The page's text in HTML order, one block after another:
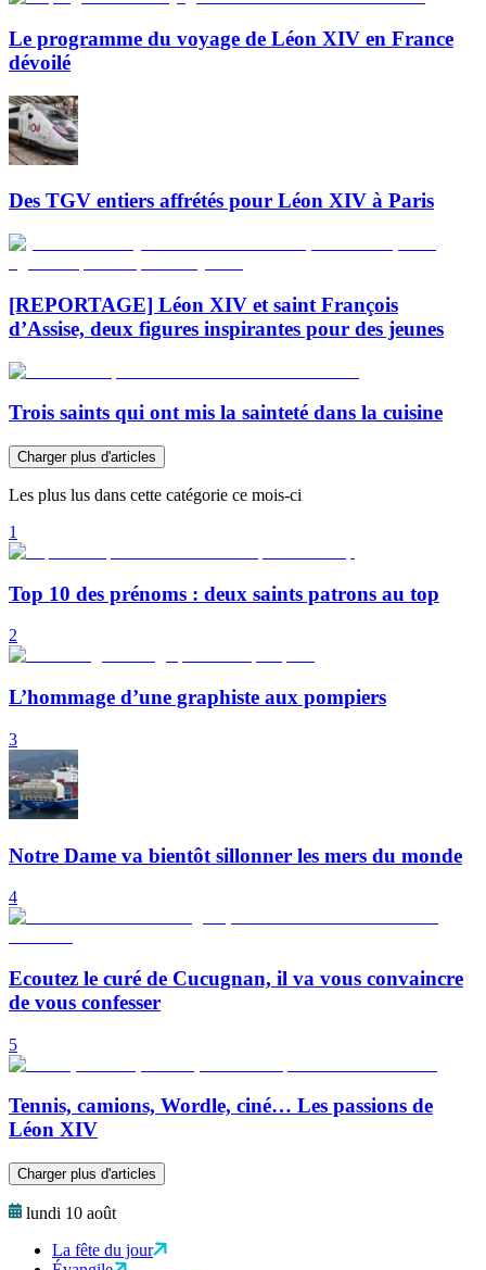
Le programme du voyage de Léon XIV en France
dévoilé
Des TGV entiers affrétés pour Léon XIV à Paris
[REPORTAGE] Léon XIV et saint François
d’Assise, deux figures inspirantes pour des jeunes
Trois saints qui ont mis la sainteté dans la cuisine
Charger plus d'articles
Les plus lus dans cette catégorie ce mois-ci
1
Top 10 des prénoms : deux saints patrons au top
2
L’hommage d’une graphiste aux pompiers
3
Notre Dame va bientôt sillonner les mers du monde
4
Ecoutez le curé de Cucugnan, il va vous convaincre
de vous confesser
5
Tennis, camions, Wordle, ciné… Les passions de
Léon XIV
Charger plus d'articles
lundi 10 août
La fête du jour